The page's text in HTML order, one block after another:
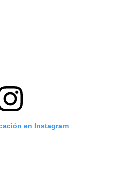
en Instagram